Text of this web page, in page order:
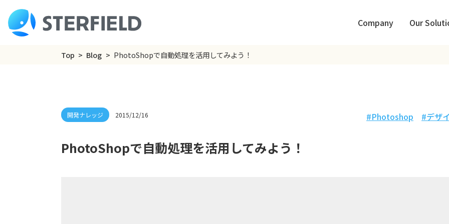
Company Our
Top Blog PhotoShopで自動処理を活用してみよう！
2015/12/16 Photoshop デザ
PhotoShopで自動処理を活用してみよう！